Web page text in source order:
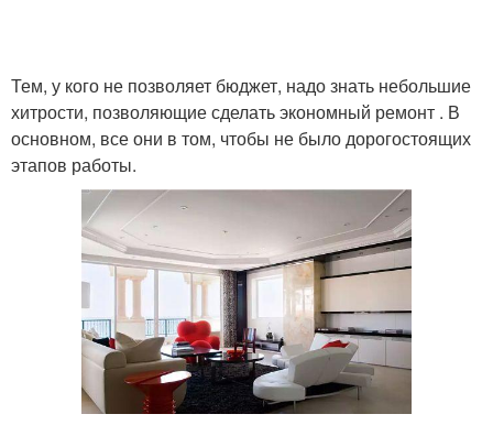
Тем, у кого не позволяет бюджет, надо знать небольшие
хитрости, позволяющие сделать экономный ремонт . В
основном, все они в том, чтобы не было дорогостоящих
этапов работы.